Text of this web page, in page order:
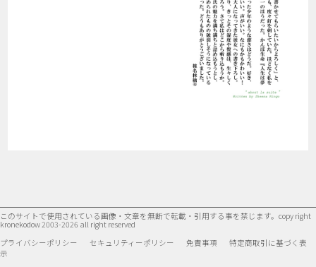
このサイトで使用されている画像・文章を無断で転載・引用する事を禁じます。 copy right
kronekodow 2003-2026 all right reserved
プライバシーポリシー
セキュリティーポリシー 免責事項
特定商取引に基づく表
示